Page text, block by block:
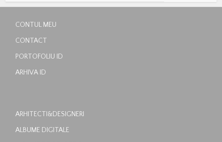
CONTUL MEU
CONTACT
PORTOFOLIU ID
ARHIVA ID
ARHITECTI&DESIGNERI
ALBUME DIGITALE